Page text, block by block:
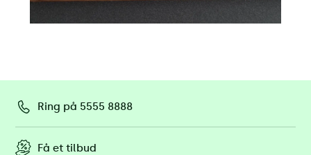
Ring på 5555 8888
Få et tilbud